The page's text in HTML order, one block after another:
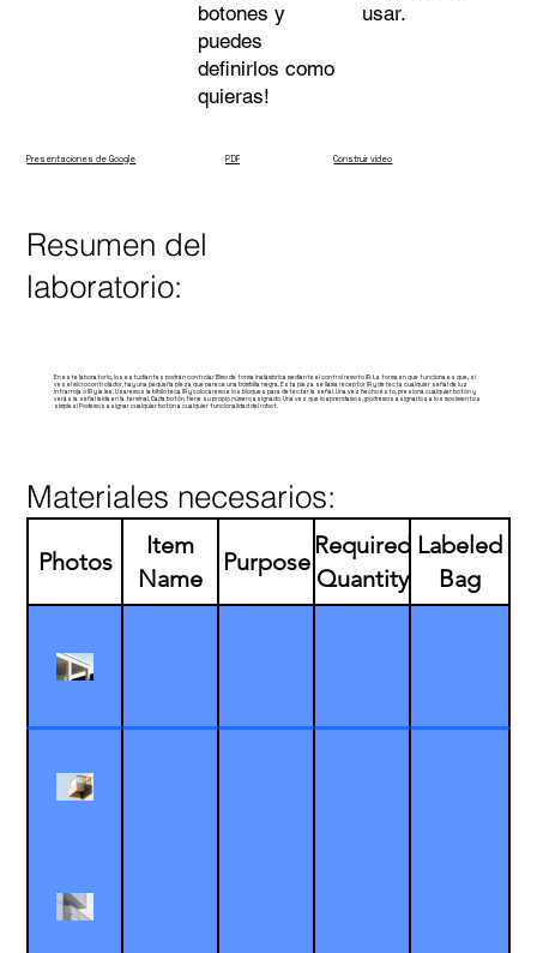
botones y
puedes
definirlos como
quieras!
usar.
Presentaciones de Google PDF Construir video
En este laboratorio, los estudiantes podrán controlar Bimo de forma inalámbrica mediante el control remoto IR. La forma en que funciona es que, si
ves el microcontrolador, hay una pequeña pieza que parece una bombilla negra. Esta pieza se llama receptor IR y detecta cualquier señal de luz
infrarroja o IR y la lee. Usaremos la biblioteca IR y colocaremos los bloques para detectar la señal. Una vez hecho esto, presiona cualquier botón y
verás la señal leída en la terminal. Cada botón tiene su propio número asignado. Una vez que lo aprendamos, ¡podremos asignarlos a los movimientos
simples! Podemos asignar cualquier botón a cualquier funcionalidad del robot.
Resumen del
laboratorio:
Materiales necesarios:
Photos
Item
Name
Purpose
Required
Quantity
Labeled
Bag